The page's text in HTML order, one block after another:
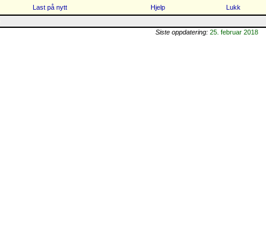
Last på nytt Hjelp
Lukk
Siste oppdatering: 25. februar 2018